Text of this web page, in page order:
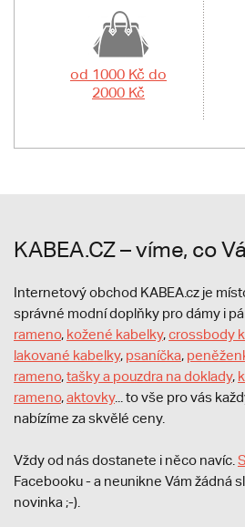
od 1000 Kč do
2000 Kč
KABEA.CZ – víme, co
Internetový obchod KABEA.cz je
správné modní doplňky pro dámy i
rameno, kožené kabelky,crossbody
lakované kabelky, psaníčka,
rameno,tašky a pouzdra na doklady,
rameno,aktovky... to vše pro vás
nabízíme za skvělé ceny.
Vždy od nás dostanete i něco navíc. S
Facebooku - a neunikne Vám žádná
novinka ;-).